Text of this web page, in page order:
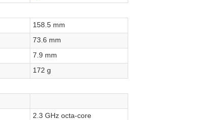
158.5 mm
73.6 mm
7.9 mm
172 g
2.3 GHz octa-core